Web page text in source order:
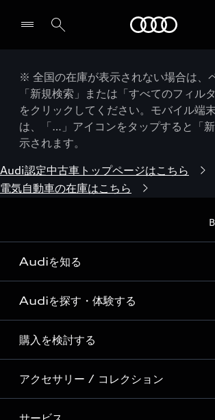
※ 全国の在庫が表示されない場合は、
「新規検索」または「すべてのフィル
をクリックしてください。モバイル端
は、「…」アイコンをタップすると「
示されます。
Audi認定中古車トップページはこちら
電気自動車の在庫はこちら
Audiを知る
Audi ブランド
Story of Progress
Audi Sport
Formula 1®
デジタルサービス
Audiを探す・体験する
ディーラー検索
新車在庫検索
試乗車・展示車検索
購入を検討する
モデル一覧
特別仕様モデル / 限定モデル
アクセサリー / コレクション